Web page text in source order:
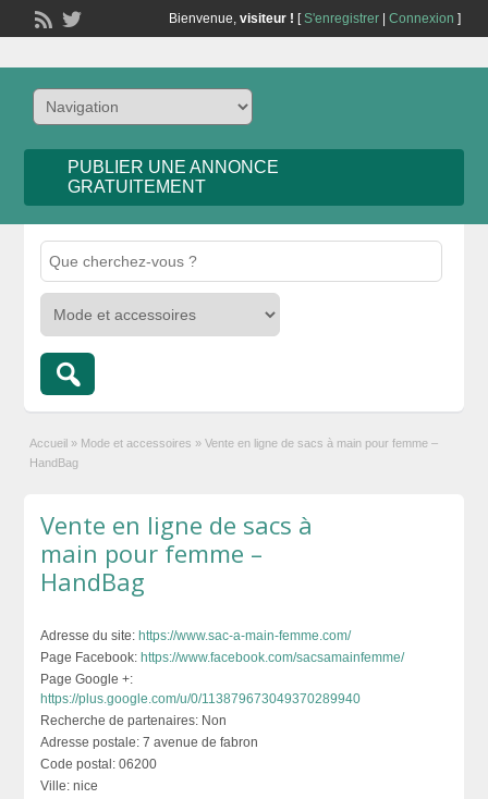
Bienvenue, visiteur ! [S'enregistrer| Connexion ]
PUBLIER UNE ANNONCE
GRATUITEMENT
Accueil » Mode et accessoires » Vente en ligne de sacs à main pour femme –
HandBag
Vente en ligne de sacs à
main pour femme –
HandBag
Adresse du site: https://www.sac-a-main-femme.com/
Page Facebook: https://www.facebook.com/sacsamainfemme/
Page Google +:
https://plus.google.com/u/0/113879673049370289940
Recherche de partenaires: Non
Adresse postale: 7 avenue de fabron
Code postal: 06200
Ville: nice